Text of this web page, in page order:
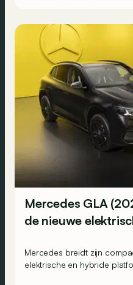
Mercedes GLA
de nieuwe
Mercedes breidt zijn
elektrische en hybride